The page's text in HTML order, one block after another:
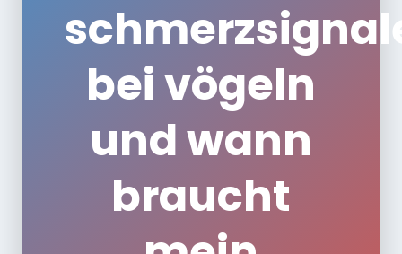
bei vögeln
und wann
braucht